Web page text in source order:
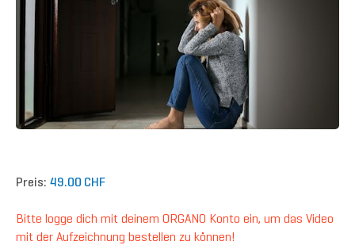
Preis: 49.00 CHF
Bitte logge dich mit deinem ORGANO Konto ein, um das Video
mit der Aufzeichnung bestellen zu können!